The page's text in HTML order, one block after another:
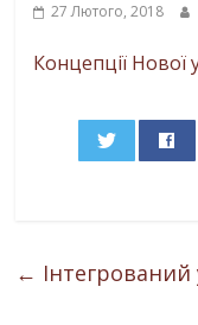
27 Лютого, 2018
Концепції Нової
← Інтегрований